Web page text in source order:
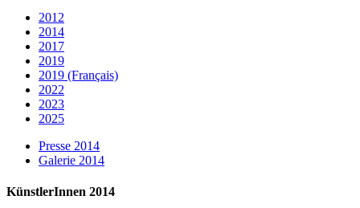
2012
2014
2017
2019
2019 (Français)
2022
2023
2025
Presse 2014
Galerie 2014
KünstlerInnen 2014